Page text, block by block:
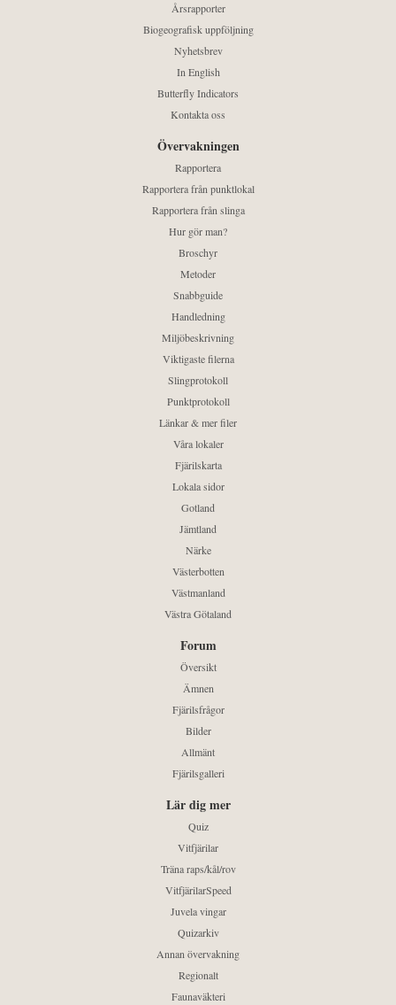
Årsrapporter
Biogeografisk uppföljning
Nyhetsbrev
In English
Butterfly Indicators
Kontakta oss
Övervakningen
Rapportera
Rapportera från punktlokal
Rapportera från slinga
Hur gör man?
Broschyr
Metoder
Snabbguide
Handledning
Miljöbeskrivning
Viktigaste filerna
Slingprotokoll
Punktprotokoll
Länkar & mer filer
Våra lokaler
Fjärilskarta
Lokala sidor
Gotland
Jämtland
Närke
Västerbotten
Västmanland
Västra Götaland
Forum
Översikt
Ämnen
Fjärilsfrågor
Bilder
Allmänt
Fjärilsgalleri
Lär dig mer
Quiz
Vitfjärilar
Träna raps/kål/rov
VitfjärilarSpeed
Juvela vingar
Quizarkiv
Annan övervakning
Regionalt
Faunaväkteri